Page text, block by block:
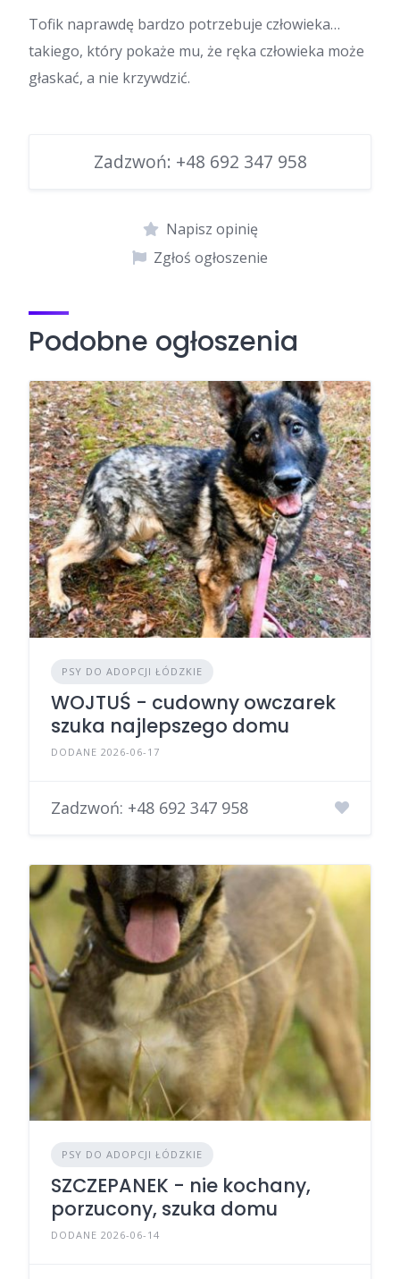
Tofik naprawdę bardzo potrzebuje człowieka…
takiego, który pokaże mu, że ręka człowieka może
głaskać, a nie krzywdzić.
Zadzwoń: +48 692 347 958
Napisz opinię
Zgłoś ogłoszenie
Podobne ogłoszenia
PSY DO ADOPCJI ŁÓDZKIE
WOJTUŚ - cudowny owczarek
szuka najlepszego domu
DODANE 2026-06-17
Zadzwoń: +48 692 347 958
PSY DO ADOPCJI ŁÓDZKIE
SZCZEPANEK - nie kochany,
porzucony, szuka domu
DODANE 2026-06-14